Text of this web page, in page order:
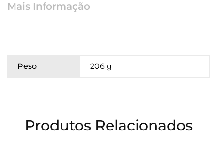
Mais Informação
Peso 206 g
Produtos Relacionados